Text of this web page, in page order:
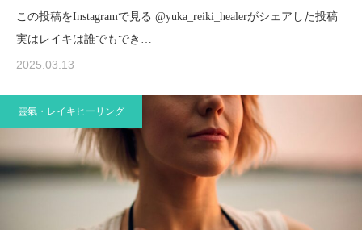
この投稿をInstagramで見る @yuka_reiki_healerがシェアした投稿
実はレイキは誰でもでき…
2025.03.13
靈氣・レイキヒーリング